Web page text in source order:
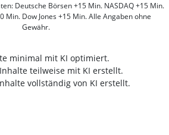
Deutsche Börsen +15 Min. NASDAQ +15 Min.
Min. Dow Jones +15 Min. Alle Angaben ohne
Gewähr.
minimal mit KI optimiert.
Inhalte teilweise mit KI erstellt.
vollständig von KI erstellt.